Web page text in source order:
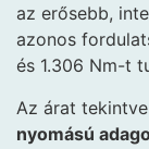
az erősebb,
azonos
és 1.306 Nm-t
Az árat
nyomású